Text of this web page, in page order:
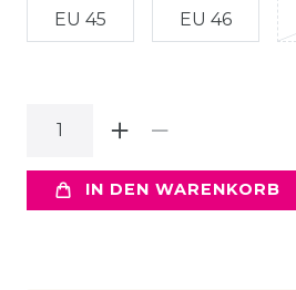
EU 45 EU 46
IN DEN WARENKORB